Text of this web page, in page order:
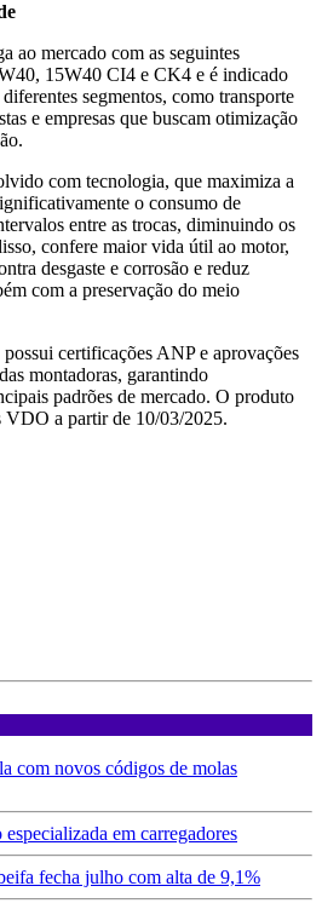
ao mercado com as seguintes
15W40 CI4 e CK4 e é indicado
segmentos, como transporte
e empresas que buscam otimização
com tecnologia, que maximiza a
o consumo de
entre as trocas, diminuindo os
confere maior vida útil ao motor,
desgaste e corrosão e reduz
com a preservação do meio
certificações ANP e aprovações
montadoras, garantindo
padrões de mercado. O produto
VDO a partir de 10/03/2025.
com novos códigos de molas
em carregadores
fecha julho com alta de 9,1%